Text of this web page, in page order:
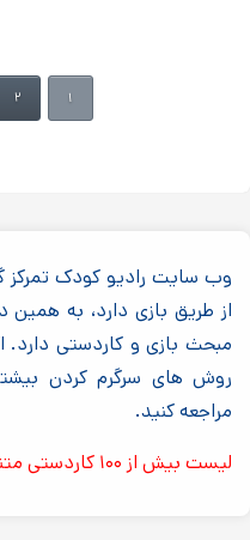
۱ ۲
وب سایت رادیو کودک تمرکز
از طریق بازی دارد، به
مبحث بازی و کاردستی دارد.
روش های سرگرم کردن
مراجعه کنید.
لیست بیش از ۱۰۰ کاردستی متنوع سایت رادیو کودک